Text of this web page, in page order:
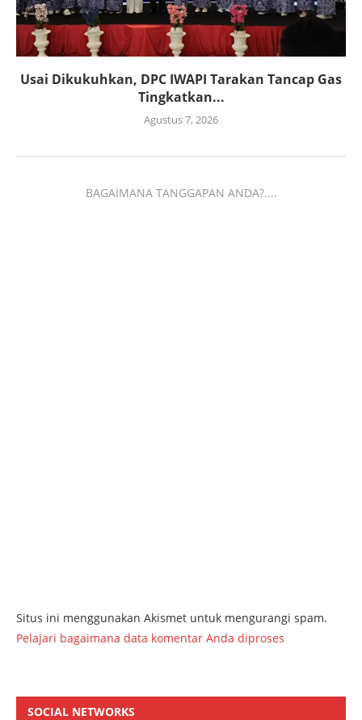
Usai Dikukuhkan, DPC IWAPI Tarakan Tancap Gas
Tingkatkan...
Agustus 7, 2026
BAGAIMANA TANGGAPAN ANDA?....
Situs ini menggunakan Akismet untuk mengurangi spam.
Pelajari bagaimana data komentar Anda diproses
SOCIAL NETWORKS